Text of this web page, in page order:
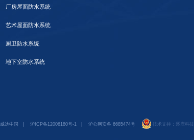
厂房屋面防水系统
艺术屋面防水系统
厨卫防水系统
地下室防水系统
威达中国 沪ICP备12006180号-1 沪公网安备 6685474号 技术支持： 逐鹿科技